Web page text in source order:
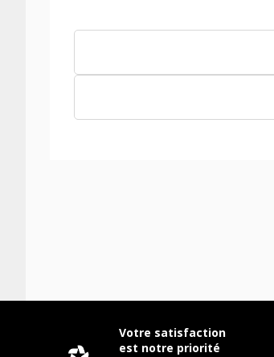
Votre satisfaction
est notre priorité